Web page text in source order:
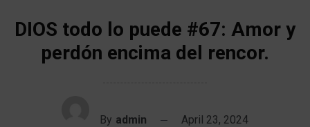
DIOS todo lo puede #67: Amor y
perdón encima del rencor.
By admin April 23, 2024